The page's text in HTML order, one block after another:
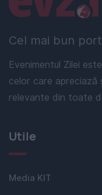
Cel mai bun
Evenimentul Zilei
celor care
relevante din toate
Utile
Media KIT